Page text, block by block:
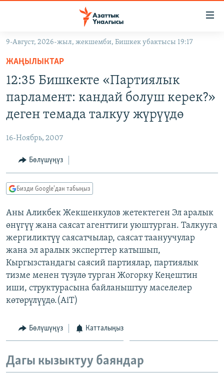
Навигацияга
өтүңүз
салыңыз
МАДАНИЯТ
УКРАИНА
ТВ ПРОГРАММАЛАР
БҮГҮН АЗАТТЫКТА
ДАНИСТЕ
АЗАТТЫК+
ЫҢГАЙСЫЗ СУРООЛОР
ПОДКАСТ
ОНЛАЙН ШЕРИНЕ
ЭЕ/АРнун бардык сайттары
9-Август, 2026-жыл, жекшемби, Бишкек убактысы 19:17
ЖАҢЫЛЫКТАР
12:35 Бишкекте «Партиялык
парламент: кандай болуш керек?»
деген темада талкуу жүрүүдө
16-Ноябрь, 2007
Бөлүшүңүз
Бизди Google'дан табыңыз
Аны Аликбек Жекшенкулов жетектеген Эл аралык
өнүгүү жана саясат агенттиги уюштурган. Талкууга
жергиликтүү саясатчылар, саясат таануучулар
жана эл аралык эксперттер катышып,
Кыргызстандагы саясий партиялар, партиялык
тизме менен түзүлө турган Жогорку Кеңештин
иши, структурасына байланыштуу маселелер
көтөрүлүүдө.(AiT)
Бөлүшүңүз Катталыңыз
Дагы кызыктуу баяндар